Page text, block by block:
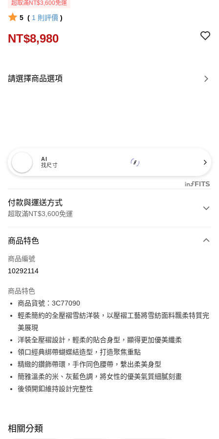
超取滿NT$3,600免運
5 ( 1 則評價 )
NT$8,980
請選擇商品選項
AI
找尺寸
付款與運送方式
超取滿NT$3,600免運
信用卡一次付款
信用卡分期付款
合作金庫商業銀行
華南商業銀行
上海商業儲蓄銀行
台北富邦商業銀行
國泰世華商業銀行
臺灣中小企業銀行
台中商業銀行
匯豐（台灣）商業銀行
華泰商業銀行
聯邦商業銀行
遠東國際商業銀行
元大商業銀行
永豐商業銀行
玉山商業銀行
星展（台灣）商業銀行
台新國際商業銀行
LINE Pay
Apple Pay
街口支付
AFTEE先享後付
相關說明
【關於「AFTEE先享後付」】
AFTEE先享後付是「在收到商品之後才付款」的支付方式。 讓您購物簡單
便利好安心！
付款後全家FamilyMart取貨
商品特色
商品編號
10292114
商品特色
商品貨號：3C77090
輕柔簡約的全壓褶雪紡洋裝，以壓褶工藝將雪紡面料飄柔特質完
美展現
洋裝全壓褶設計，輕柔的貼合身型，顯得更加優美纖柔
領口經典綁帶蝴蝶結造型，打造聚焦重點
精緻的鑽飾帶環，手作同色腰帶，繫出柔美身型
簡雅溫柔的米、灰藍色調，將女性的優美氣質細膩刻畫
後領開釦維持設計完整性
相關分類